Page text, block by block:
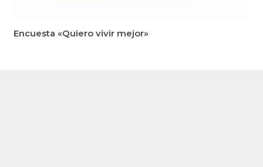
Encuesta «Quiero vivir mejor»